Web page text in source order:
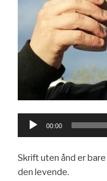
Lydavspiller
00:00
Skrift uten ånd er
den levende.